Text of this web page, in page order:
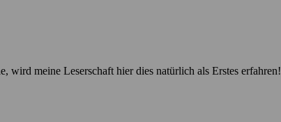
wird meine Leserschaft hier dies natürlich als Erstes erfahren!